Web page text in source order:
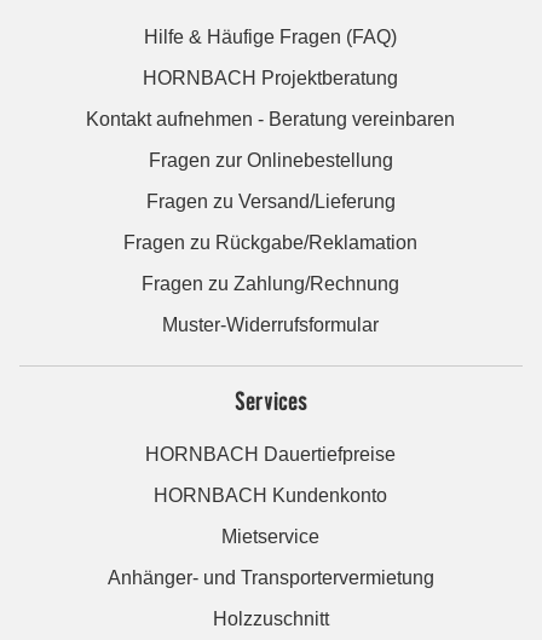
Hilfe & Häufige Fragen (FAQ)
HORNBACH Projektberatung
Kontakt aufnehmen - Beratung vereinbaren
Fragen zur Onlinebestellung
Fragen zu Versand/Lieferung
Fragen zu Rückgabe/Reklamation
Fragen zu Zahlung/Rechnung
Muster-Widerrufsformular
Services
HORNBACH Dauertiefpreise
HORNBACH Kundenkonto
Mietservice
Anhänger- und Transportervermietung
Holzzuschnitt